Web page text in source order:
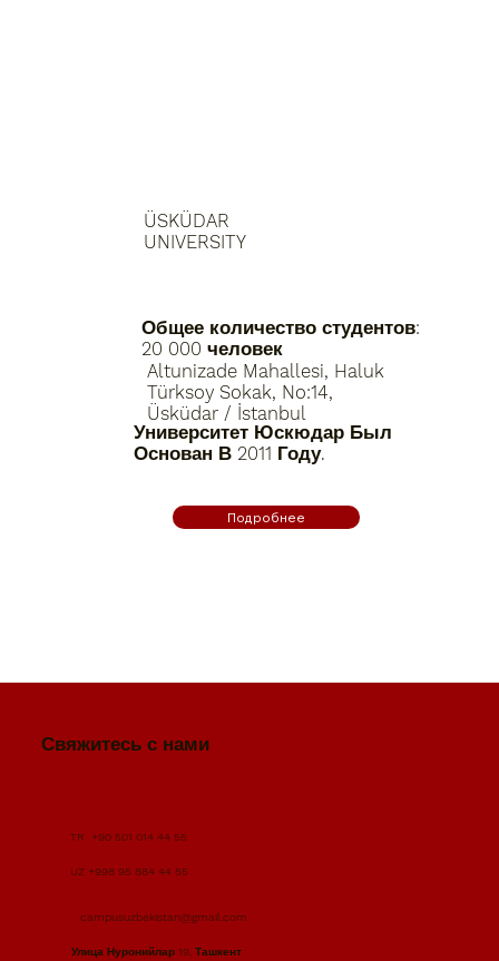
Altunizade Mahallesi, Haluk
Türksoy Sokak, No:14,
Üsküdar / İstanbul
Общее количество студентов:
20 000 человек
Университет Юскюдар Был
Основан В 2011 Году.
Подробнее
ÜSKÜDAR
UNIVERSITY
Свяжитесь с нами
TR +90 501 014 44 55
UZ +998 95 884 44 55
Улица Нуронийлар 19, Ташкент
campusuzbekistan@gmail.com